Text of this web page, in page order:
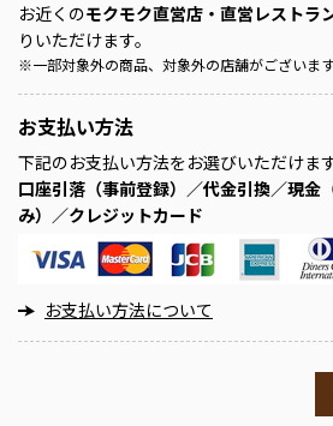
お近くのモクモク直営店・直営レストラ
りいただけます。
※一部対象外の商品、対象外の店舗がございます
お支払い方法
下記のお支払い方法をお選びいただけます
口座引落（事前登録）／代金引換／現金
み）／クレジットカード
お支払い方法について